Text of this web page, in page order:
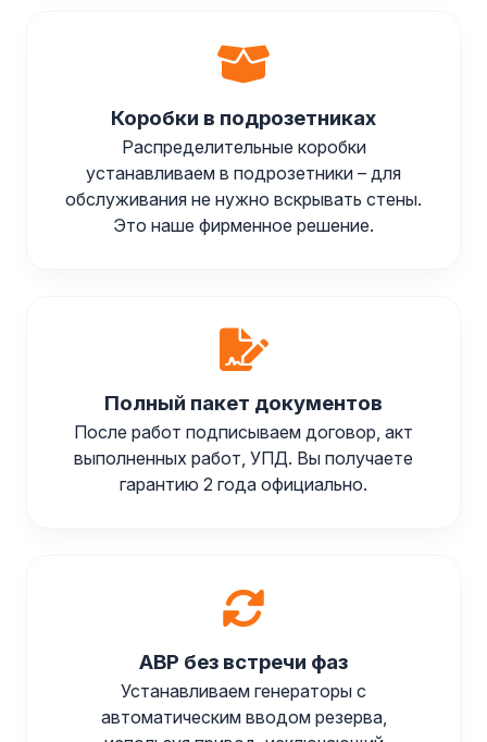
Коробки в подрозетниках
Распределительные коробки
устанавливаем в подрозетники – для
обслуживания не нужно вскрывать стены.
Это наше фирменное решение.
Полный пакет документов
После работ подписываем договор, акт
выполненных работ, УПД. Вы получаете
гарантию 2 года официально.
АВР без встречи фаз
Устанавливаем генераторы с
автоматическим вводом резерва,